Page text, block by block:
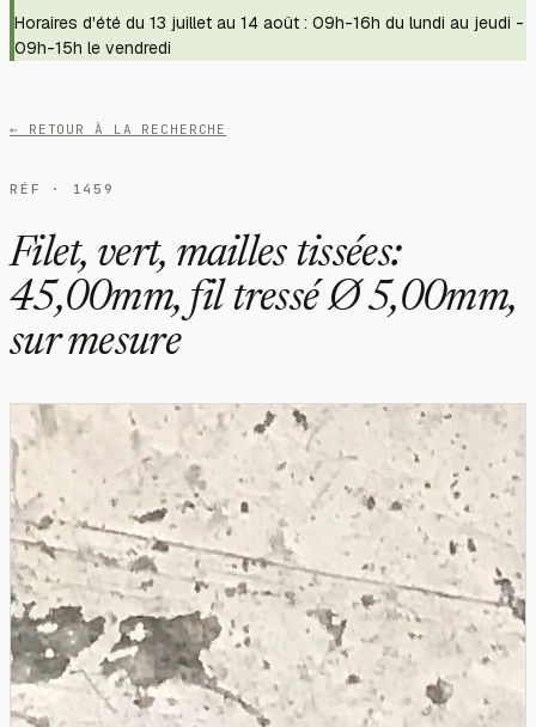
Horaires d'été du 13 juillet au 14 août : 09h-16h du lundi au jeudi -
09h-15h le vendredi
← RETOUR À LA RECHERCHE
RÉF · 1459
Filet, vert, mailles tissées:
45,00mm, fil tressé Ø 5,00mm,
sur mesure